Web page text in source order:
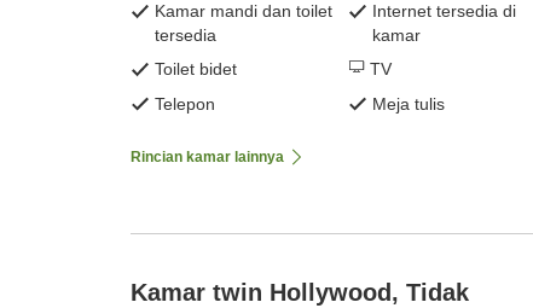
Kamar mandi dan toilet
tersedia
Internet tersedia di
kamar
Toilet bidet
TV
Telepon
Meja tulis
Rincian kamar lainnya
Kamar twin Hollywood, Tidak